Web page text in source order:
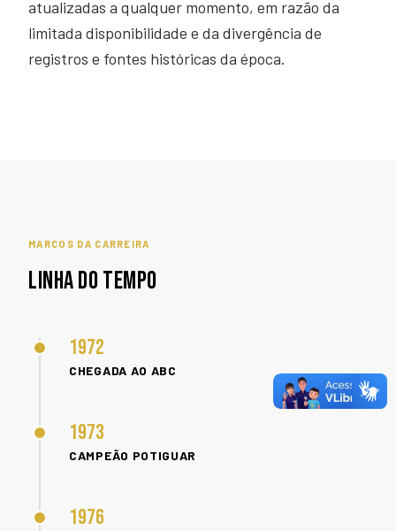
atualizadas a qualquer momento, em razão da
limitada disponibilidade e da divergência de
registros e fontes históricas da época.
MARCOS DA CARREIRA
LINHA DO TEMPO
1972
CHEGADA AO ABC
1973
CAMPEÃO POTIGUAR
1976